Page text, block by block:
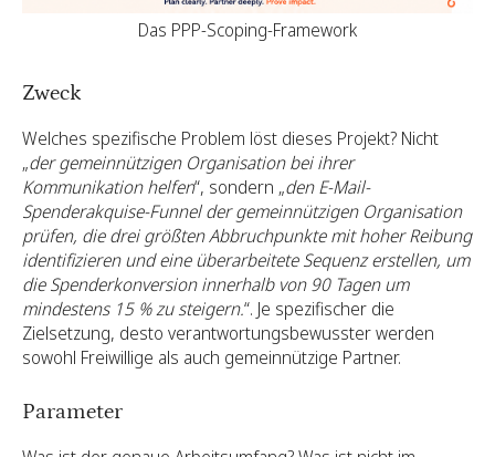
Das PPP-Scoping-Framework
Zweck
Welches spezifische Problem löst dieses Projekt? Nicht
„der gemeinnützigen Organisation bei ihrer
Kommunikation helfen“, sondern „den E-Mail-
Spenderakquise-Funnel der gemeinnützigen Organisation
prüfen, die drei größten Abbruchpunkte mit hoher Reibung
identifizieren und eine überarbeitete Sequenz erstellen, um
die Spenderkonversion innerhalb von 90 Tagen um
mindestens 15 % zu steigern.“. Je spezifischer die
Zielsetzung, desto verantwortungsbewusster werden
sowohl Freiwillige als auch gemeinnützige Partner.
Parameter